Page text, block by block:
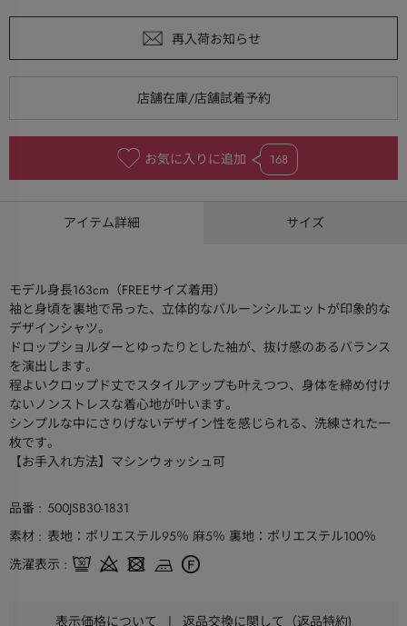
お気に入りに追加 168
アイテム詳細 サイズ
モデル身長163cm（FREEサイズ着用）
袖と身頃を裏地で吊った、立体的なバルーンシルエットが印象的な
デザインシャツ。
ドロップショルダーとゆったりとした袖が、抜け感のあるバランス
を演出します。
程よいクロップド丈でスタイルアップも叶えつつ、身体を締め付け
ないノンストレスな着心地が叶います。
シンプルな中にさりげないデザイン性を感じられる、洗練された一
枚です。
【お手入れ方法】マシンウォッシュ可
品番
500JSB30-1831
素材
表地：ポリエステル95％ 麻5％ 裏地：ポリエステル100％
洗濯表示
表示価格について | 返品交換に関して（返品特約)